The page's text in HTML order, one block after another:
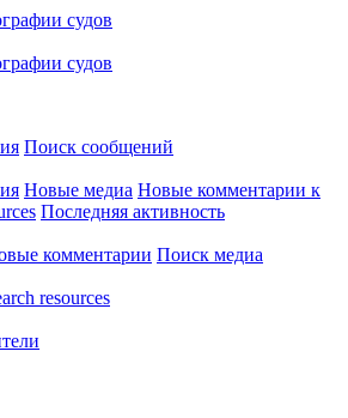
Поиск сообщений
Новые медиа Новые комментарии к
Последняя активность
комментарии Поиск медиа
resources